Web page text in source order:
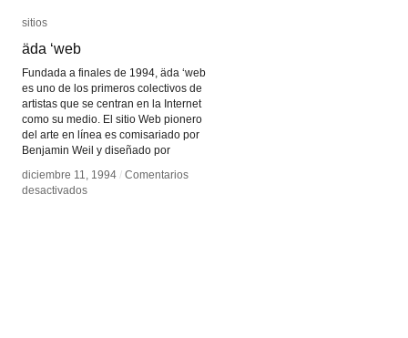
sitios
äda ‘web
Fundada a finales de 1994, äda ‘web
es uno de los primeros colectivos de
artistas que se centran en la Internet
como su medio. El sitio Web pionero
del arte en línea es comisariado por
Benjamin Weil y diseñado por
diciembre 11, 1994 / Comentarios
desactivadosen
sitios
äda ‘web
diciembre 11, 1994 / Comentarios
desactivadosen